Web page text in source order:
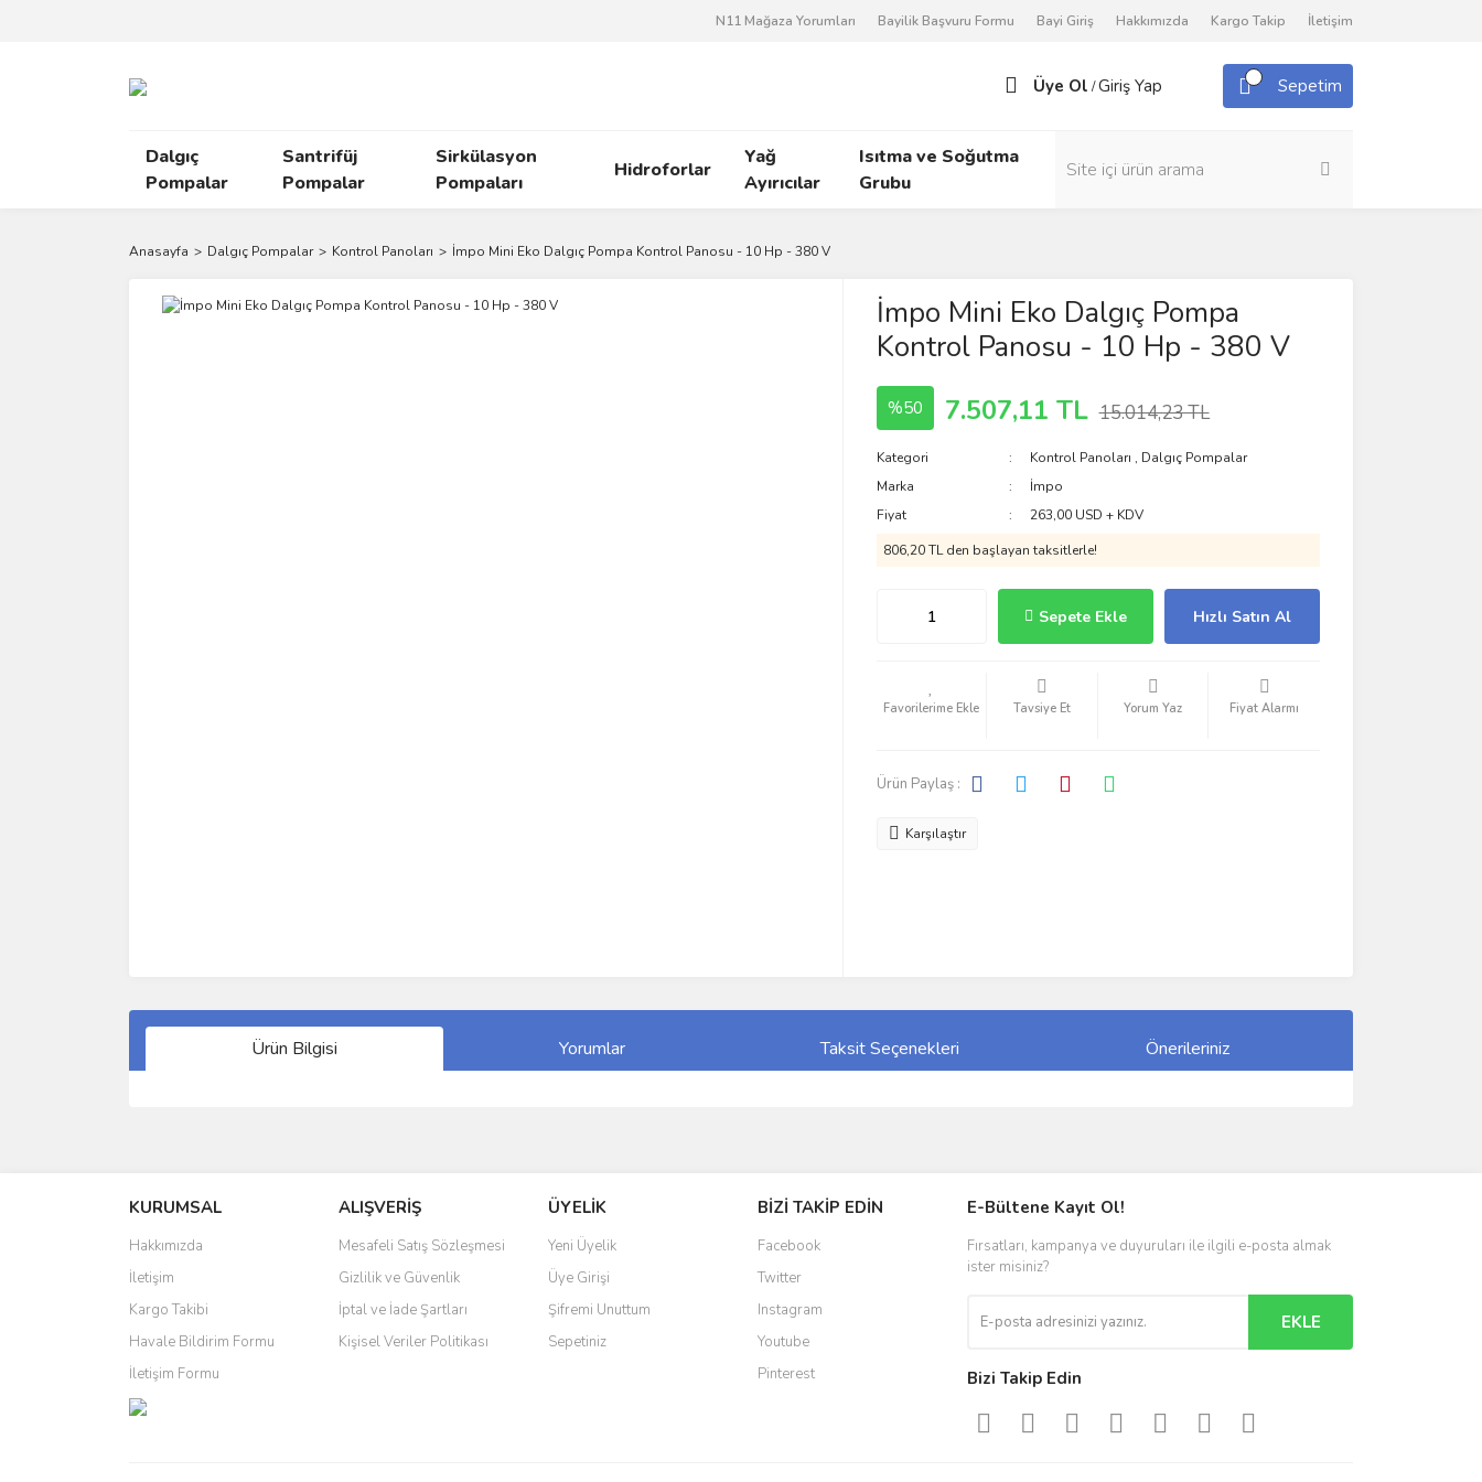
N11 Mağaza Yorumları Bayilik Başvuru Formu Bayi Giriş Hakkımızda Kargo Takip İletişim
Üye Ol /Giriş Yap Sepetim
Dalgıç
Pompalar
Santrifüj
Pompalar
Sirkülasyon
Pompaları
Hidroforlar
Yağ
Ayırıcılar
Isıtma ve Soğutma
Grubu
Anasayfa Dalgıç Pompalar Kontrol Panoları İmpo Mini Eko Dalgıç Pompa Kontrol Panosu - 10 Hp - 380 V
İmpo Mini Eko Dalgıç Pompa
Kontrol Panosu - 10 Hp - 380 V
%50 7.507,11 TL 15.014,23 TL
Kategori Kontrol Panoları , Dalgıç Pompalar
Marka
İmpo
Fiyat
263,00 USD + KDV
806,20 TL den başlayan taksitlerle!
Sepete Ekle Hızlı Satın Al
Tavsiye Et Yorum Yaz Fiyat Alarmı
Ürün Paylaş :
Karşılaştır
Ürün Bilgisi Yorumlar Taksit Seçenekleri Önerileriniz
Ürün resmi kalitesiz, bozuk veya görüntülenemiyor.
Ürün açıklamasında eksik bilgiler bulunuyor.
Ürün bilgilerinde hatalar bulunuyor.
Ürün fiyatı diğer sitelerden daha pahalı.
Bu ürüne benzer farklı alternatifler olmalı.
KURUMSAL
Hakkımızda
İletişim
Kargo Takibi
Havale Bildirim Formu
İletişim Formu
ALIŞVERİŞ
Mesafeli Satış Sözleşmesi
Gizlilik ve Güvenlik
İptal ve İade Şartları
Kişisel Veriler Politikası
ÜYELİK
Yeni Üyelik
Üye Girişi
Şifremi Unuttum
Sepetiniz
BİZİ TAKİP EDİN
Facebook
Twitter
Instagram
Youtube
Pinterest
E-Bültene Kayıt Ol!
Fırsatları, kampanya ve duyuruları ile ilgili e-posta almak
ister misiniz?
EKLE
Bizi Takip Edin